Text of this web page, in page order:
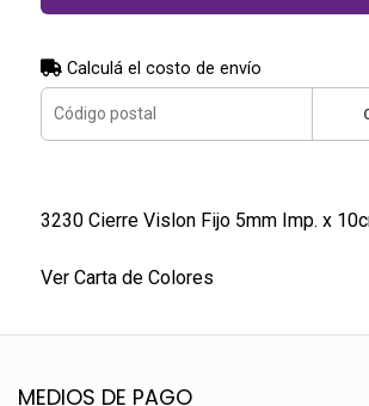
Calculá el costo de envío
3230 Cierre Vislon Fijo 5mm Imp. x
Ver Carta de Colores
MEDIOS DE PAGO